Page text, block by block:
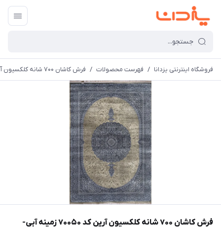
فروشگاه اینترنتی یزدانا / فهرست محصولات / فرش کاشان 700 شانه کلکسیون آرین کد 70050 زمینه آبی-دودی (برجسته)
فرش کاشان 700 شانه کلکسیون آرین کد 70050 زمینه آبی-